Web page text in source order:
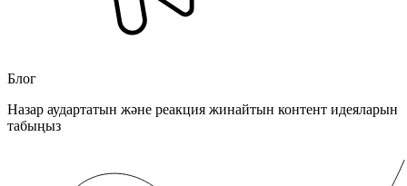
Блог
Назар аудартатын және реакция жинайтын контент идеяларын
табыңыз